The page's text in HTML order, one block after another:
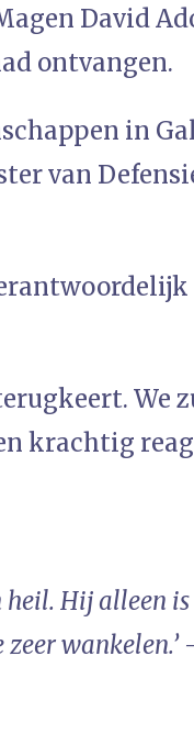
David
ontvangen.
in
van
We
krachtig
heil. Hij alleen
wankelen.’